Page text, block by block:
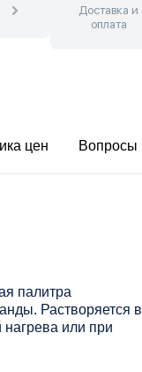
Доставка и
оплата
цен Вопросы
палитра
Растворяется в
или при